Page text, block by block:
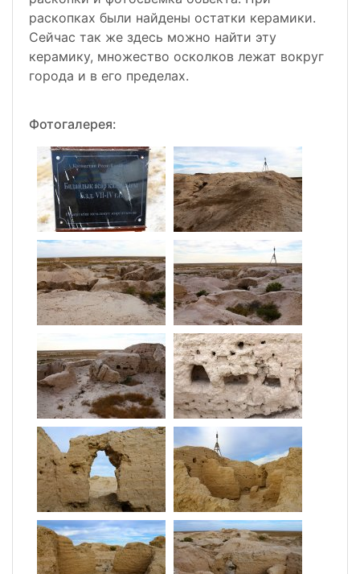
раскопках были найдены остатки керамики.
Сейчас так же здесь можно найти эту
керамику, множество осколков лежат вокруг
города и в его пределах.
Фотогалерея: